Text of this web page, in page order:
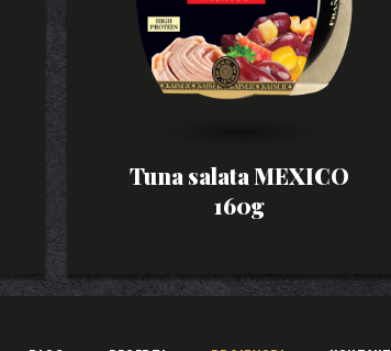
Tuna salata MEXICO
160g